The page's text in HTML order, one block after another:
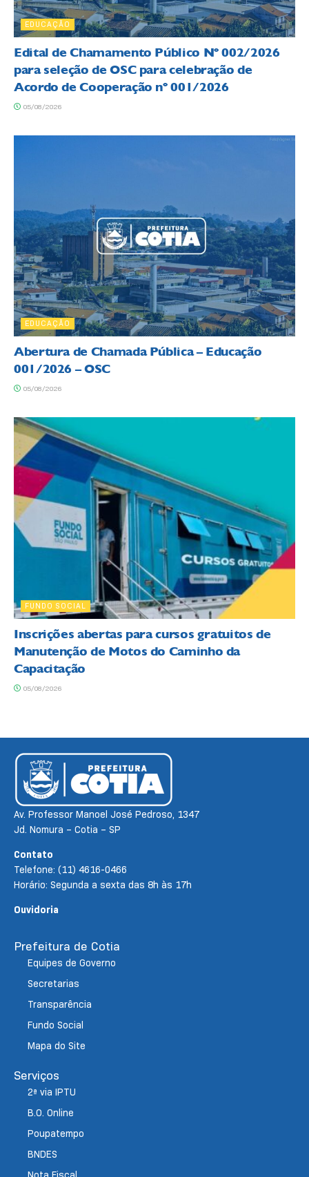
EDUCAÇÃO
Edital de Chamamento Público Nº 002/2026
para seleção de OSC para celebração de
Acordo de Cooperação nº 001/2026
05/08/2026
EDUCAÇÃO
Abertura de Chamada Pública – Educação
001/2026 – OSC
05/08/2026
FUNDO SOCIAL
Inscrições abertas para cursos gratuitos de
Manutenção de Motos do Caminho da
Capacitação
05/08/2026
Av. Professor Manoel José Pedroso, 1347
Jd. Nomura – Cotia – SP
Contato
Telefone: (11) 4616-0466
Horário: Segunda a sexta das 8h às 17h
Ouvidoria
Prefeitura de Cotia
Equipes de Governo
Secretarias
Transparência
Fundo Social
Mapa do Site
Serviços
2ª via IPTU
B.O. Online
Poupatempo
BNDES